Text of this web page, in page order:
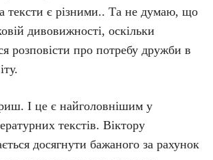
тексти є різними.. Та не думаю, що
дивовижності, оскільки
розповісти про потребу дружби в
І це є найголовнішим у
текстів. Віктору
досягнути бажаного за рахунок